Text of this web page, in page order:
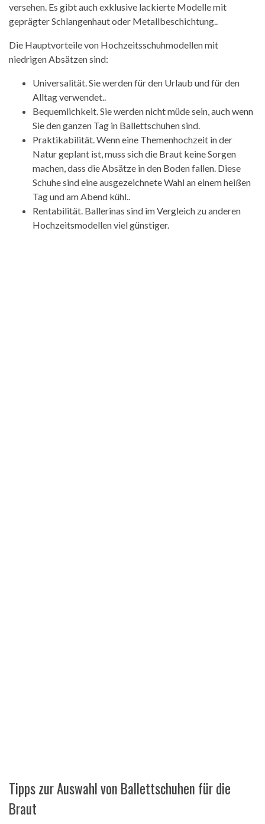
versehen. Es gibt auch exklusive lackierte Modelle mit
geprägter Schlangenhaut oder Metallbeschichtung..
Die Hauptvorteile von Hochzeitsschuhmodellen mit
niedrigen Absätzen sind:
Universalität. Sie werden für den Urlaub und für den
Alltag verwendet..
Bequemlichkeit. Sie werden nicht müde sein, auch wenn
Sie den ganzen Tag in Ballettschuhen sind.
Praktikabilität. Wenn eine Themenhochzeit in der
Natur geplant ist, muss sich die Braut keine Sorgen
machen, dass die Absätze in den Boden fallen. Diese
Schuhe sind eine ausgezeichnete Wahl an einem heißen
Tag und am Abend kühl..
Rentabilität. Ballerinas sind im Vergleich zu anderen
Hochzeitsmodellen viel günstiger.
Tipps zur Auswahl von Ballettschuhen für die
Braut